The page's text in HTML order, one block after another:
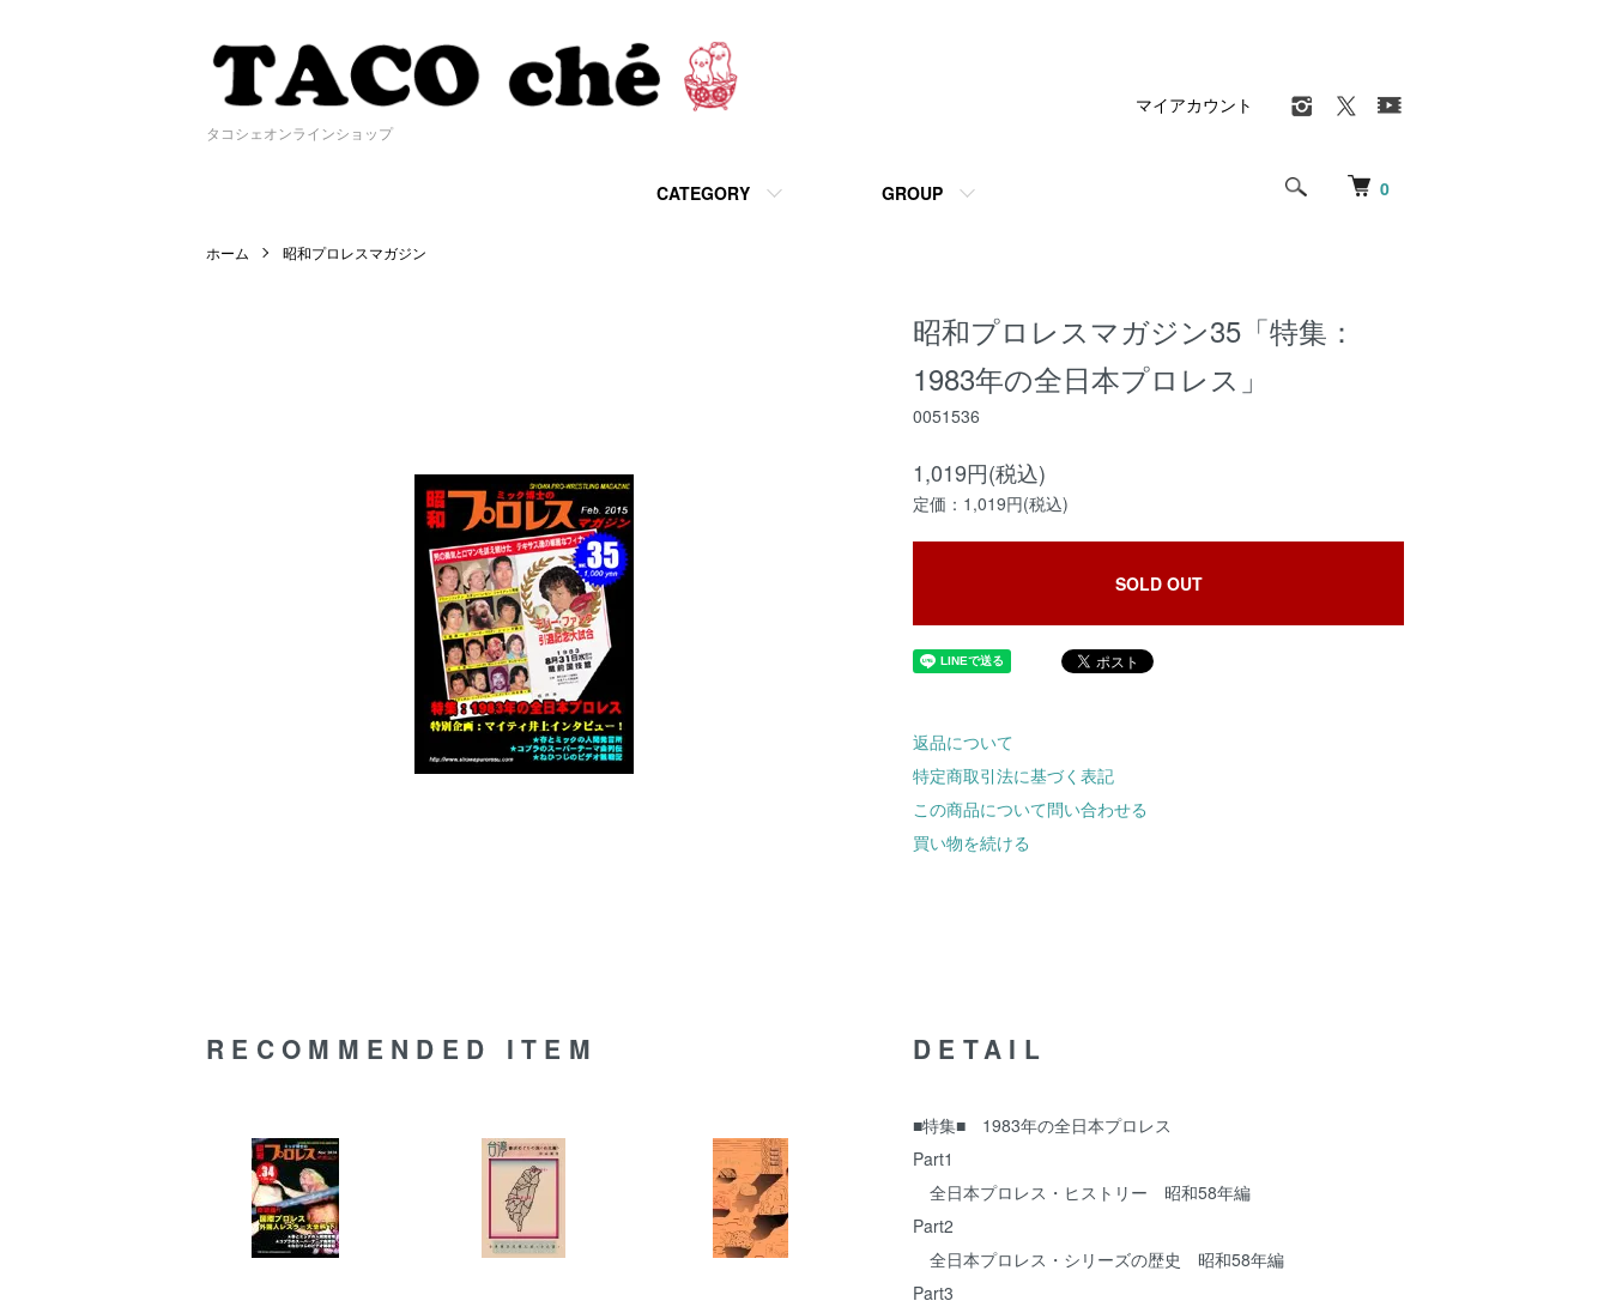
タコシェオンラインショップ
0
CATEGORY GROUP
マイアカウント
ホーム 昭和プロレスマガジン
昭和プロレスマガジン35「特集：
1983年の全日本プロレス」
0051536
1,019円(税込)
定価：1,019円(税込)
SOLD OUT
返品について
特定商取引法に基づく表記
この商品について問い合わせる
買い物を続ける
DETAIL
■特集■ 1983年の全日本プロレス
Part1
全日本プロレス・ヒストリー 昭和58年編
Part2
全日本プロレス・シリーズの歴史 昭和58年編
Part3
RECOMMENDED ITEM